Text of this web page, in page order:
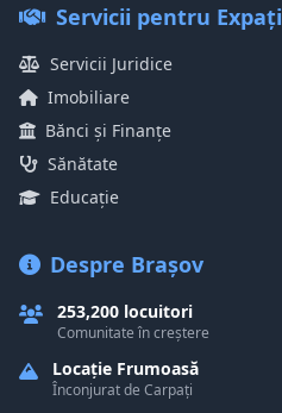
Servicii pentru Expați
Servicii Juridice
Imobiliare
Bănci și Finanțe
Sănătate
Educație
Despre Brașov
253,200 locuitori
Comunitate în creștere
Locație Frumoasă
Înconjurat de Carpați